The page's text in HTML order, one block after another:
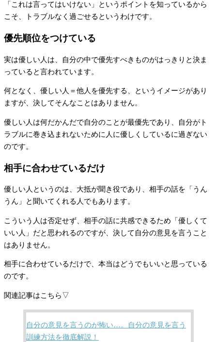
「これは言ってはいけない」というポイントを知っているから
こそ、トラブルなく過ごせるというわけです。
優先順位をつけている
実は優しい人は、自分の中で優先すべきものがはっきりと決ま
っていると言われています。
何となく、優しい人＝他人を優先する、というイメージがあり
ますが、決してそんなことはありません。
優しい人は何だかんだで自分のことが最優先であり、自分がト
ラブルに巻き込まれないために人に優しくしているに過ぎない
のです。
相手に合わせているだけ
優しい人というのは、大抵が聞き役であり、相手の話を「うん
うん」と聞いてくれる人でもあります。
こういう人は否定せず、相手の話に共感できるため「優しくて
いい人」だと思われるのですが、決して自分の意見を言うこと
はありません。
相手に合わせているだけで、本当はどうでもいいと思っている
のです。
関連記事はこちら▽
自分の意見を言うのが怖い…。自分の意見を言う
訓練方法を徹底解説！